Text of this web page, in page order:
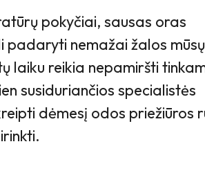
pokyčiai, sausas oras
nemažai žalos
laiku reikia nepamiršti
susiduriančios specialistės
dėmesį odos priežiūros